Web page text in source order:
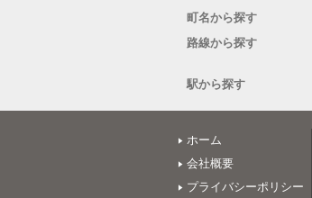
町名から探す
路線から探す
駅から探す
ホーム
会社概要
プライバシーポリシー